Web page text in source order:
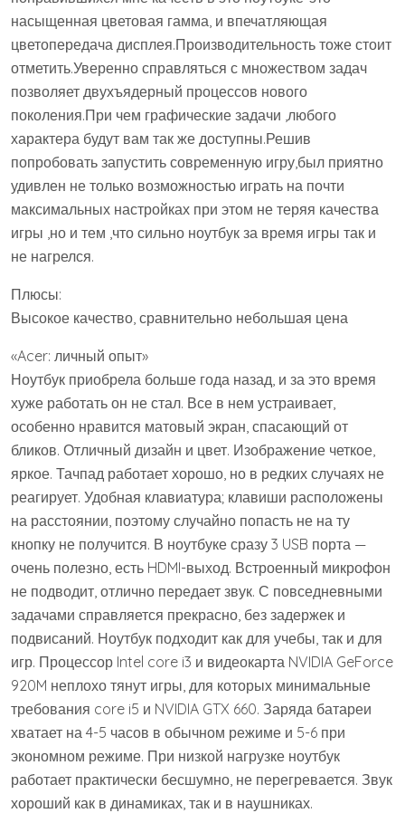
насыщенная цветовая гамма, и впечатляющая
цветопередача дисплея.Производительность тоже стоит
отметить.Уверенно справляться с множеством задач
позволяет двухъядерный процессов нового
поколения.При чем графические задачи ,любого
характера будут вам так же доступны.Решив
попробовать запустить современную игру,был приятно
удивлен не только возможностью играть на почти
максимальных настройках при этом не теряя качества
игры ,но и тем ,что сильно ноутбук за время игры так и
не нагрелся.
Плюсы:
Высокое качество, сравнительно небольшая цена
«Acer: личный опыт»
Ноутбук приобрела больше года назад, и за это время
хуже работать он не стал. Все в нем устраивает,
особенно нравится матовый экран, спасающий от
бликов. Отличный дизайн и цвет. Изображение четкое,
яркое. Тачпад работает хорошо, но в редких случаях не
реагирует. Удобная клавиатура; клавиши расположены
на расстоянии, поэтому случайно попасть не на ту
кнопку не получится. В ноутбуке сразу 3 USB порта —
очень полезно, есть HDMI-выход. Встроенный микрофон
не подводит, отлично передает звук. С повседневными
задачами справляется прекрасно, без задержек и
подвисаний. Ноутбук подходит как для учебы, так и для
игр. Процессор Intel core i3 и видеокарта NVIDIA GeForce
920M неплохо тянут игры, для которых минимальные
требования core i5 и NVIDIA GTX 660. Заряда батареи
хватает на 4-5 часов в обычном режиме и 5-6 при
экономном режиме. При низкой нагрузке ноутбук
работает практически бесшумно, не перегревается. Звук
хороший как в динамиках, так и в наушниках.